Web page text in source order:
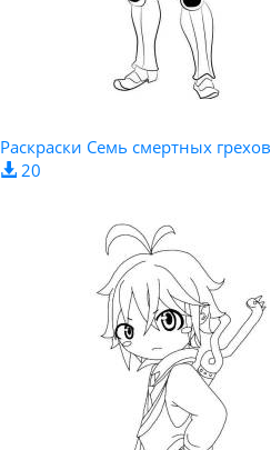
Раскраски Семь смертных грехов
20